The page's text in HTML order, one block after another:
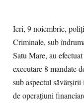
Ieri, 9 noiembrie,
Criminale, sub
Satu Mare, au
executare 8 mandate
sub aspectul
de operațiuni